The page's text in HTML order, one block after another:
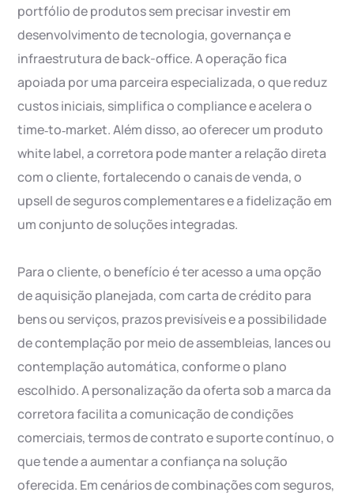
portfólio de produtos sem precisar investir em
desenvolvimento de tecnologia, governança e
infraestrutura de back-office. A operação fica
apoiada por uma parceira especializada, o que reduz
custos iniciais, simplifica o compliance e acelera o
time‑to‑market. Além disso, ao oferecer um produto
white label, a corretora pode manter a relação direta
com o cliente, fortalecendo o canais de venda, o
upsell de seguros complementares e a fidelização em
um conjunto de soluções integradas.
Para o cliente, o benefício é ter acesso a uma opção
de aquisição planejada, com carta de crédito para
bens ou serviços, prazos previsíveis e a possibilidade
de contemplação por meio de assembleias, lances ou
contemplação automática, conforme o plano
escolhido. A personalização da oferta sob a marca da
corretora facilita a comunicação de condições
comerciais, termos de contrato e suporte contínuo, o
que tende a aumentar a confiança na solução
oferecida. Em cenários de combinações com seguros,